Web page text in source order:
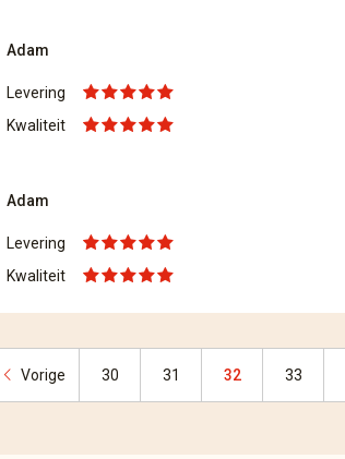
Adam
Levering
Kwaliteit
Adam
Levering
Kwaliteit
chevron_left Vorige 30 31 32 33